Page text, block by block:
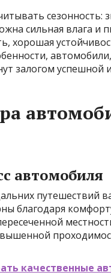
сезонность:
сильная влага и
хорошая
залогом успешной
автомобиля
путешествий
благодаря
качественные